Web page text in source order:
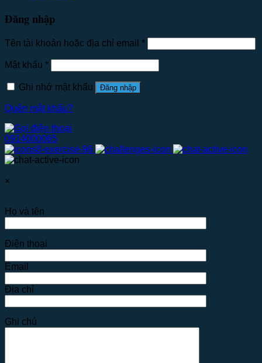
Đăng nhập
Tên tài khoản hoặc địa chỉ email *
Mật khẩu *
Ghi nhớ mật khẩu Đăng nhập
Quên mật khẩu?
0914000065
×
Họ và tên
Điện thoại
Email
Địa chỉ
Ghi chú